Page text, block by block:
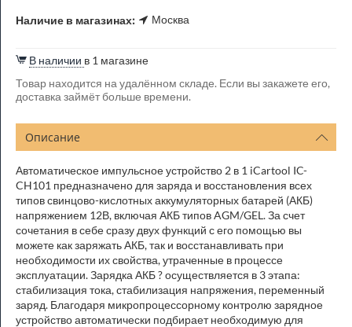
Наличие в магазинах: Москва
В наличии в 1 магазине
Товар находится на удалённом складе. Если вы закажете его,
доставка займёт больше времени.
Описание
Автоматическое импульсное устройство 2 в 1 iCartool IC-
CH101 предназначено для заряда и восстановления всех
типов свинцово-кислотных аккумуляторных батарей (АКБ)
напряжением 12В, включая АКБ типов AGM/GEL. За счет
сочетания в себе сразу двух функций с его помощью вы
можете как заряжать АКБ, так и восстанавливать при
необходимости их свойства, утраченные в процессе
эксплуатации. Зарядка АКБ ? осуществляется в 3 этапа:
стабилизация тока, стабилизация напряжения, переменный
заряд. Благодаря микропроцессорному контролю зарядное
устройство автоматически подбирает необходимую для